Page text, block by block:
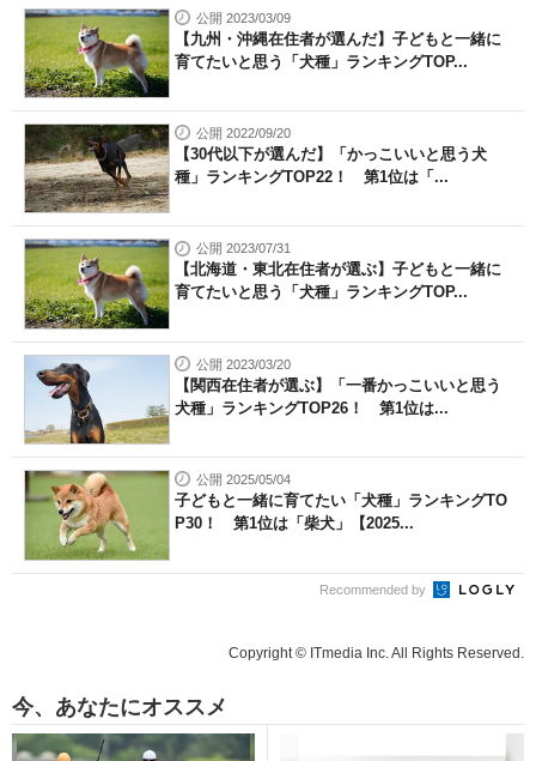
公開 2023/03/09
【九州・沖縄在住者が選んだ】子どもと一緒に
育てたいと思う「犬種」ランキングTOP...
公開 2022/09/20
【30代以下が選んだ】「かっこいいと思う犬
種」ランキングTOP22！ 第1位は「...
公開 2023/07/31
【北海道・東北在住者が選ぶ】子どもと一緒に
育てたいと思う「犬種」ランキングTOP...
公開 2023/03/20
【関西在住者が選ぶ】「一番かっこいいと思う
犬種」ランキングTOP26！ 第1位は...
公開 2025/05/04
子どもと一緒に育てたい「犬種」ランキングTO
P30！ 第1位は「柴犬」【2025...
Recommended by
Copyright © ITmedia Inc. All Rights Reserved.
今、あなたにオススメ